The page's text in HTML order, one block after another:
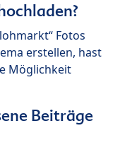
Fotos
erstellen, hast
Möglichkeit
Beiträge